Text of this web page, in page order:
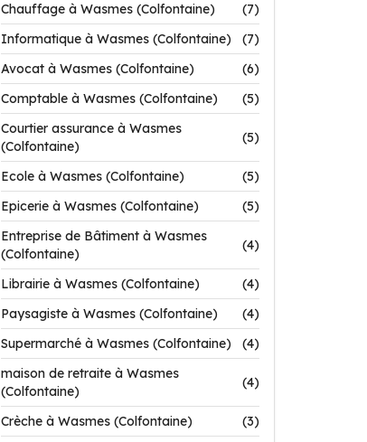
Chauffage à Wasmes (Colfontaine)
(7)
Informatique à Wasmes (Colfontaine)
(7)
Avocat à Wasmes (Colfontaine)
(6)
Comptable à Wasmes (Colfontaine)
(5)
Courtier assurance à Wasmes
(Colfontaine)
(5)
Ecole à Wasmes (Colfontaine)
(5)
Epicerie à Wasmes (Colfontaine)
(5)
Entreprise de Bâtiment à Wasmes
(Colfontaine)
(4)
Librairie à Wasmes (Colfontaine)
(4)
Paysagiste à Wasmes (Colfontaine)
(4)
Supermarché à Wasmes (Colfontaine)
(4)
maison de retraite à Wasmes
(Colfontaine)
(4)
Crèche à Wasmes (Colfontaine)
(3)